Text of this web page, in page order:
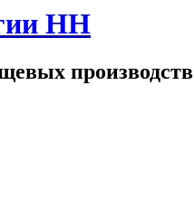
НН
производств